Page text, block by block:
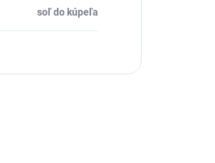
soľ do kúpeľa